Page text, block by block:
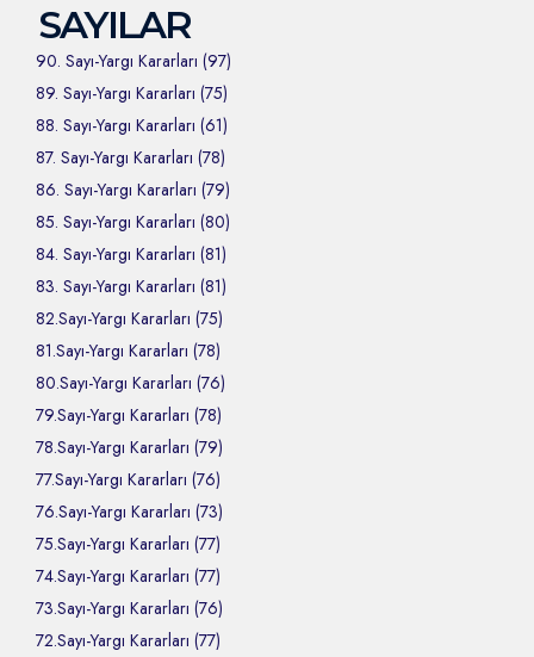
SAYILAR
90. Sayı-Yargı Kararları (97)
89. Sayı-Yargı Kararları (75)
88. Sayı-Yargı Kararları (61)
87. Sayı-Yargı Kararları (78)
86. Sayı-Yargı Kararları (79)
85. Sayı-Yargı Kararları (80)
84. Sayı-Yargı Kararları (81)
83. Sayı-Yargı Kararları (81)
82.Sayı-Yargı Kararları (75)
81.Sayı-Yargı Kararları (78)
80.Sayı-Yargı Kararları (76)
79.Sayı-Yargı Kararları (78)
78.Sayı-Yargı Kararları (79)
77.Sayı-Yargı Kararları (76)
76.Sayı-Yargı Kararları (73)
75.Sayı-Yargı Kararları (77)
74.Sayı-Yargı Kararları (77)
73.Sayı-Yargı Kararları (76)
72.Sayı-Yargı Kararları (77)